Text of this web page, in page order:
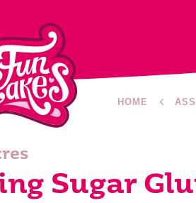
HOME
Sugar